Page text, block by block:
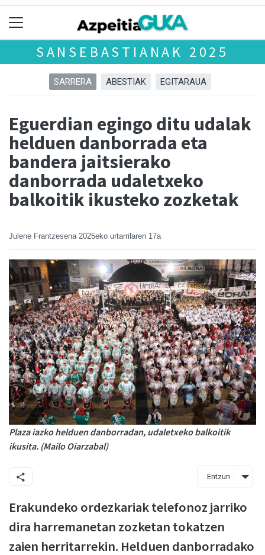
SANSEBASTIANAK 2025
SARRERA ABESTIAK EGITARAUA
Eguerdian egingo ditu udalak
helduen danborrada eta
bandera jaitsierako
danborrada udaletxeko
balkoitik ikusteko zozketak
Julene Frantzesena 2025eko urtarrilaren 17a
Plaza iazko helduen danborradan, udaletxeko balkoitik
ikusita. (Mailo Oiarzabal)
Entzun
Erakundeko ordezkariak telefonoz jarriko
dira harremanetan zozketan tokatzen
zaien herritarrekin. Helduen danborradako